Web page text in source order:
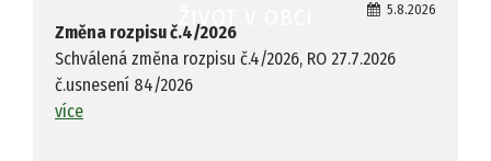
ŽIVOT V OBCI 5.8.2026
Změna rozpisu č.4/2026
Schválená změna rozpisu č.4/2026, RO 27.7.2026
č.usnesení 84/2026
více